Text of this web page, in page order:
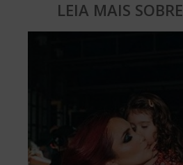
LEIA MAIS SOBRE